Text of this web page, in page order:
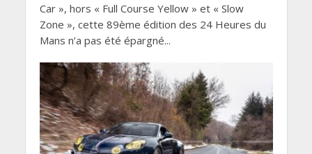
Car », hors « Full Course Yellow » et « Slow
Zone », cette 89ème édition des 24 Heures du
Mans n’a pas été épargné...